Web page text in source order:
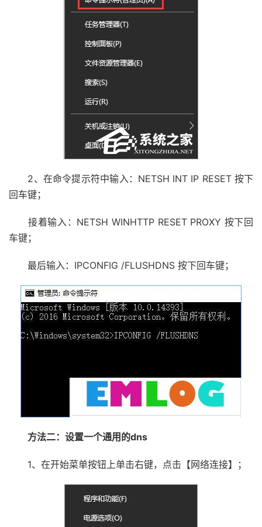
2、在命令提示符中输入：NETSH INT IP RESET 按下
回车键；
接着输入：NETSH WINHTTP RESET PROXY 按下回
车键；
最后输入：IPCONFIG /FLUSHDNS 按下回车键；
方法二：设置一个通用的dns
1、在开始菜单按钮上单击右键，点击【网络连接】；